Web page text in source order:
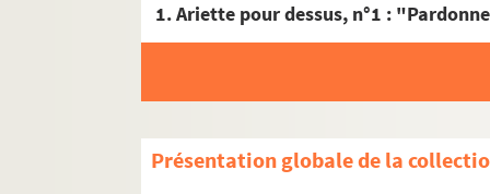
1. Ariette pour dessus, n°1 :
Présentation globale de la
André Grétry
RES LAFFONT 19. Lucile